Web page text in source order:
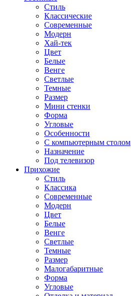
Стиль
Классические
Современные
Модерн
Хай-тек
Цвет
Белые
Венге
Светлые
Темные
Размер
Мини стенки
Форма
Угловые
Особенности
С компьютерным столом
Назначение
Под телевизор
Прихожие
Стиль
Классика
Современные
Модерн
Цвет
Белые
Венге
Светлые
Темные
Размер
Малогабаритные
Форма
Угловые